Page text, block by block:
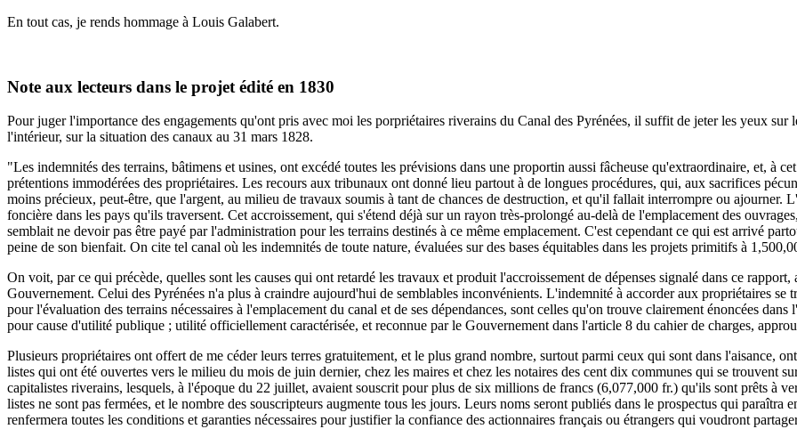
En tout cas, je rends hommage à Louis Galabert.
Note aux lecteurs dans le projet édité en 1830
Pour juger l'importance des engagements qu'ont pris avec moi les porpriétaires riverains du Canal des Pyrénées, il suffit de jeter les yeux
l'intérieur, sur la situation des canaux au 31 mars 1828.
"Les indemnités des terrains, bâtimens et usines, ont excédé toutes les prévisions dans une proportin aussi fâcheuse qu'extraordinaire, et, à
prétentions immodérées des propriétaires. Les recours aux tribunaux ont donné lieu partout à de longues procédures, qui, aux sacrifices
moins précieux, peut-être, que l'argent, au milieu de travaux soumis à tant de chances de destruction, et qu'il fallait interrompre ou ajourner.
foncière dans les pays qu'ils traversent. Cet accroissement, qui s'étend déjà sur un rayon très-prolongé au-delà de l'emplacement des
semblait ne devoir pas être payé par l'administration pour les terrains destinés à ce même emplacement. C'est cependant ce qui est arrivé
peine de son bienfait. On cite tel canal où les indemnités de toute nature, évaluées sur des bases équitables dans les projets primitifs à
On voit, par ce qui précède, quelles sont les causes qui ont retardé les travaux et produit l'accroissement de dépenses signalé dans ce
Gouvernement. Celui des Pyrénées n'a plus à craindre aujourd'hui de semblables inconvénients. L'indemnité à accorder aux propriétaires se
pour l'évaluation des terrains nécessaires à l'emplacement du canal et de ses dépendances, sont celles qu'on trouve clairement énoncées
pour cause d'utilité publique ; utilité officiellement caractérisée, et reconnue par le Gouvernement dans l'article 8 du cahier de charges,
Plusieurs propriétaires ont offert de me céder leurs terres gratuitement, et le plus grand nombre, surtout parmi ceux qui sont dans l'aisance,
listes qui ont été ouvertes vers le milieu du mois de juin dernier, chez les maires et chez les notaires des cent dix communes qui se trouvent
capitalistes riverains, lesquels, à l'époque du 22 juillet, avaient souscrit pour plus de six millions de francs (6,077,000 fr.) qu'ils sont prêts à
listes ne sont pas fermées, et le nombre des souscripteurs augmente tous les jours. Leurs noms seront publiés dans le prospectus qui
renfermera toutes les conditions et garanties nécessaires pour justifier la confiance des actionnaires français ou étrangers qui voudront